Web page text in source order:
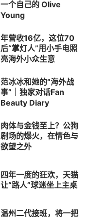
一个自己的 Olive
Young
年营收16亿，这位70
后“掌灯人”用小手电照
亮海外小众生意
范冰冰和她的“海外战
事”｜独家对话Fan
Beauty Diary
肉体与金钱至上？公狗
剧场的爆火，在情色与
欲望之外
四年一度的狂欢，天猫
让“路人”球迷坐上主桌
温州二代接班，将一把